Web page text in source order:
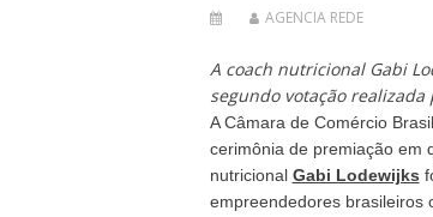
AGENCIA REDE
A coach nutricional Gabi
segundo votação realizada
A Câmara de Comércio
cerimônia de premiação em
nutricional Gabi Lodewijks
empreendedores brasileiros